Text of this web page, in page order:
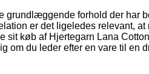
grundlæggende forhold der har
er det ligeledes relevant, at
sit køb af Hjertegarn Lana
om du leder efter en vare til en